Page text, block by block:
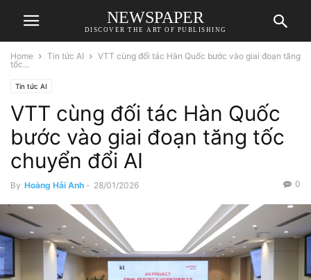
NEWSPAPER
DISCOVER THE ART OF PUBLISHING
Home Tin tức AI
VTT cùng đối tác Hàn Quốc bước vào giai đoạn tăng
tốc...
Tin tức AI
VTT cùng đối tác Hàn Quốc
bước vào giai đoạn tăng tốc
chuyển đổi AI
By Hoàng Hải Anh - 28/01/2026 0